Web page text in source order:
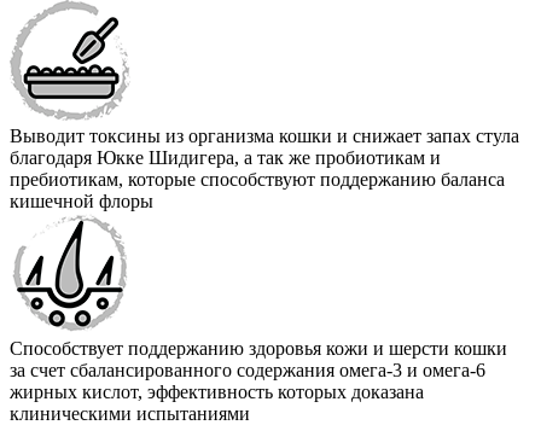
Выводит токсины из организма кошки и снижает запах стула
благодаря Юкке Шидигера, а так же пробиотикам и
пребиотикам, которые способствуют поддержанию баланса
кишечной флоры
Способствует поддержанию здоровья кожи и шерсти кошки
за счет сбалансированного содержания омега-3 и омега-6
жирных кислот, эффективность которых доказана
клиническими испытаниями